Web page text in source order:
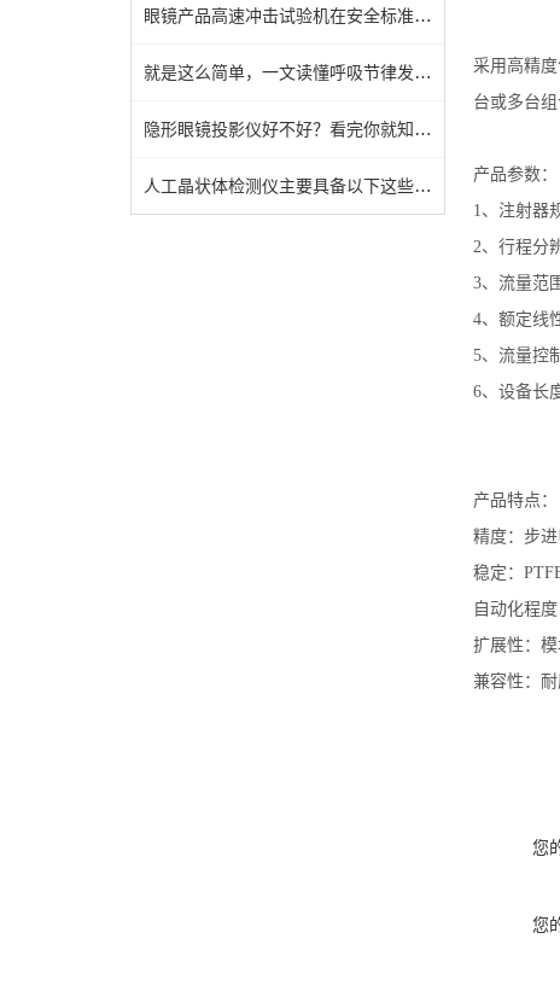
眼镜产品高速冲击试验机在安全标准测试中的重要性
就是这么简单，一文读懂呼吸节律发生器
隐形眼镜投影仪好不好？看完你就知道了
人工晶状体检测仪主要具备以下这些特点
采用高精
台或多台
产品参数：
1、注射器
2、行程分
3、流量范
4、额定线
5、流量控
6、设备长
产品特点：
精度：步
稳定：
自动化程
扩展性：
兼容性：
您
您